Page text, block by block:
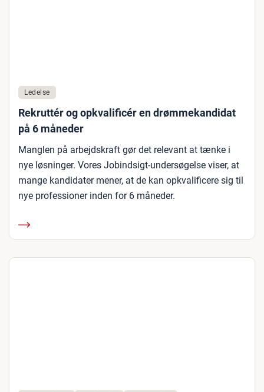
Ledelse
Rekruttér og opkvalificér en drømmekandidat
på 6 måneder
Manglen på arbejdskraft gør det relevant at tænke i
nye løsninger. Vores Jobindsigt-undersøgelse viser, at
mange kandidater mener, at de kan opkvalificere sig til
nye professioner inden for 6 måneder.